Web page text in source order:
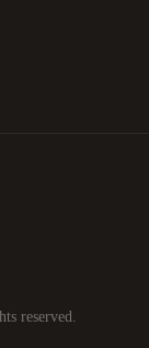
reserved.